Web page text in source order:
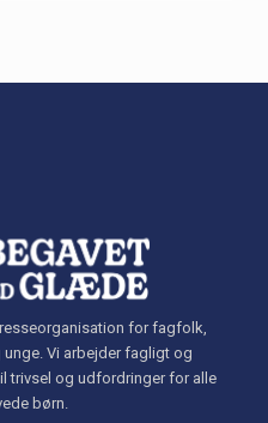
for fagfolk,
Vi arbejder fagligt og
trivsel og udfordringer for alle
børn.